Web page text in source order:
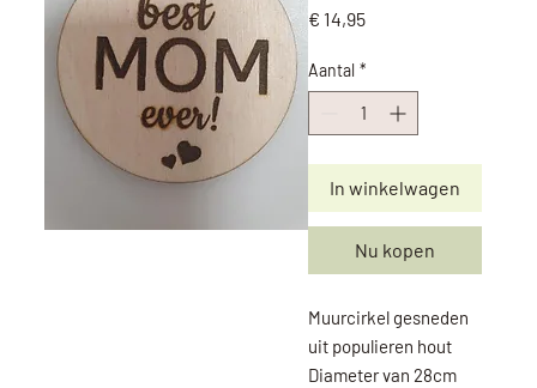
€ 14,95Prijs
Aantal *
In winkelwagen
Nu kopen
Muurcirkel gesneden
uit populieren hout
Diameter van 28cm